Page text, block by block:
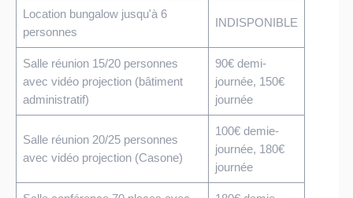
Location bungalow jusqu'à 6
personnes
INDISPONIBLE
Salle réunion 15/20 personnes
avec vidéo projection (bâtiment
administratif)
90€ demi-
journée, 150€
journée
Salle réunion 20/25 personnes
avec vidéo projection (Casone)
100€ demie-
journée, 180€
journée